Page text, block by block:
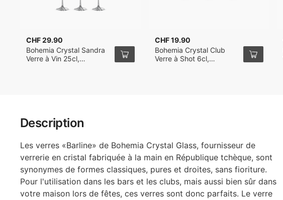
Description
Les verres «Barline» de Bohemia Crystal Glass, fournisseur de
verrerie en cristal fabriquée à la main en République tchèque, sont
synonymes de formes classiques, pures et droites, sans fioriture.
Pour l'utilisation dans les bars et les clubs, mais aussi bien sûr dans
votre maison lors de fêtes, ces verres sont donc parfaits. Le verre
CHF 29.90
Bohemia Crystal Sandra
Verre à Vin 25cl,
CHF 19.90
Bohemia Crystal Club
Verre à Shot 6cl,